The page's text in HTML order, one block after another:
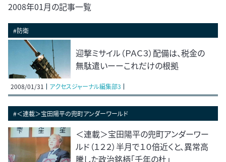
2008年01月の記事一覧
#防衛
迎撃ミサイル（ＰＡＣ３）配備は、税金の
無駄遣いーーこれだけの根拠
2008/01/31 アクセスジャーナル編集部3
#＜連載＞宝田陽平の兜町アンダーワールド
＜連載＞宝田陽平の兜町アンダーワー
ルド（１２２）半月で１０倍近くと、異常高
騰した政治銘柄「千年の杜」